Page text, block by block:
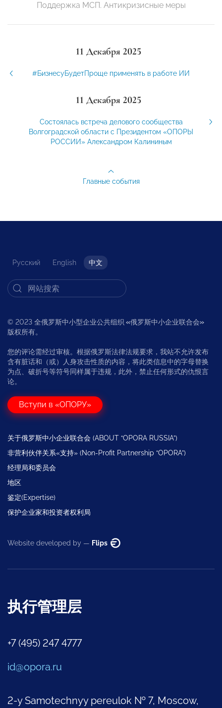
Поддержка МСП. Антикризисные меры
11 Декабря 2025
#БизнесуБудетПроще применять в работе ИИ
11 Декабря 2025
Состоялась встреча делового сообщества
Волгоградской области с Президентом «ОПОРЫ
РОССИИ» Александром Калининым
Главные события
Русский English 中文
© 2023 全俄罗斯中小型企业公共组织 «俄罗斯中小企业联合会»
版权所有。
您的评论需经过审核。根据俄罗斯法律法规要求，我站不允许发布
含有脏话和（或）人身攻击性质的内容，将此类信息中的字母替换
为点、破折号等符号同样属于违规，此外，禁止任何形式的仇恨言
论。
Вступи в «ОПОРУ»
关于俄罗斯中小企业联合会 (ABOUT “OPORA RUSSIA”)
非营利伙伴关系«支持» (Non-Profit Partnership “OPORA”)
经理局和委员会
地区
鉴定(Expertise)
保护企业家和投资者权利局
Website developed by — Flips
执行管理层
+7 (495) 247 4777
id@opora.ru
2-y Samotechnyy pereulok № 7, Moscow,